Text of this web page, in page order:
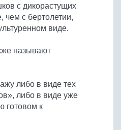
с дикорастущих
чем с бертолетии,
виде.
называют
либо в виде тех
либо в виде уже
готовом к